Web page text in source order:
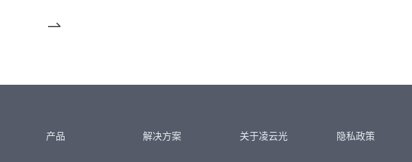
产品 解决方案 关于凌云光 隐私政策